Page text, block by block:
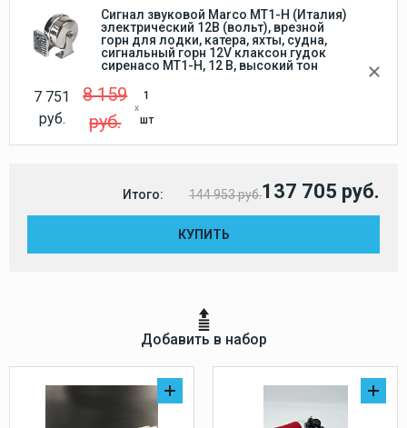
Сигнал звуковой Marco MT1-H (Италия)
электрический 12В (вольт), врезной
горн для лодки, катера, яхты, судна,
сигнальный горн 12V клаксон гудок
сиренаco MT1-H, 12 В, высокий тон
7 751
руб.
8 159
руб.
1
шт
Итого: 144 953 руб.137 705 руб.
КУПИТЬ
Добавить в набор